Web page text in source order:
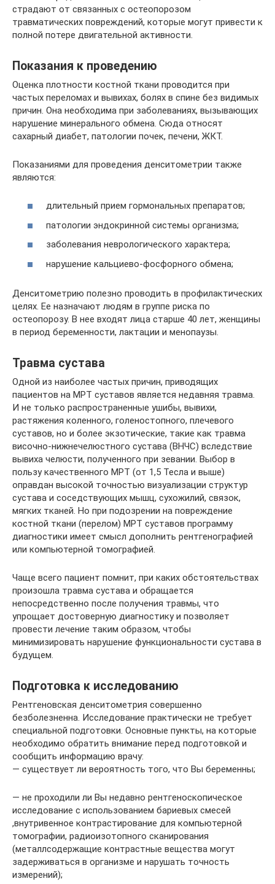
страдают от связанных с остеопорозом
травматических повреждений, которые могут привести к
полной потере двигательной активности.
Показания к проведению
Оценка плотности костной ткани проводится при
частых переломах и вывихах, болях в спине без видимых
причин. Она необходима при заболеваниях, вызывающих
нарушение минерального обмена. Сюда относят
сахарный диабет, патологии почек, печени, ЖКТ.
Показаниями для проведения денситометрии также
являются:
длительный прием гормональных препаратов;
патологии эндокринной системы организма;
заболевания неврологического характера;
нарушение кальциево-фосфорного обмена;
Денситометрию полезно проводить в профилактических
целях. Ее назначают людям в группе риска по
остеопорозу. В нее входят лица старше 40 лет, женщины
в период беременности, лактации и менопаузы.
Травма сустава
Одной из наиболее частых причин, приводящих
пациентов на МРТ суставов является недавняя травма.
И не только распространенные ушибы, вывихи,
растяжения коленного, голеностопного, плечевого
суставов, но и более экзотические, такие как травма
височно-нижнечелюстного сустава (ВНЧС) вследствие
вывиха челюсти, полученного при зевании. Выбор в
пользу качественного МРТ (от 1,5 Тесла и выше)
оправдан высокой точностью визуализации структур
сустава и соседствующих мышц, сухожилий, связок,
мягких тканей. Но при подозрении на повреждение
костной ткани (перелом) МРТ суставов программу
диагностики имеет смысл дополнить рентгенографией
или компьютерной томографией.
Чаще всего пациент помнит, при каких обстоятельствах
произошла травма сустава и обращается
непосредственно после получения травмы, что
упрощает достоверную диагностику и позволяет
провести лечение таким образом, чтобы
минимизировать нарушение функциональности сустава в
будущем.
Подготовка к исследованию
Рентгеновская денситометрия совершенно
безболезненна. Исследование практически не требует
специальной подготовки. Основные пункты, на которые
необходимо обратить внимание перед подготовкой и
сообщить информацию врачу:
— существует ли вероятность того, что Вы беременны;
— не проходили ли Вы недавно рентгеноскопическое
исследование с использованием бариевых смесей
,внутривенное контрастирование для компьютерной
томографии, радиоизотопного сканирования
(металлсодержащие контрастные вещества могут
задерживаться в организме и нарушать точность
измерений);